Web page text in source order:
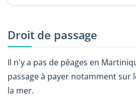
Droit de passage
Il n'y a pas de péages en
passage à payer notamment sur
la mer.